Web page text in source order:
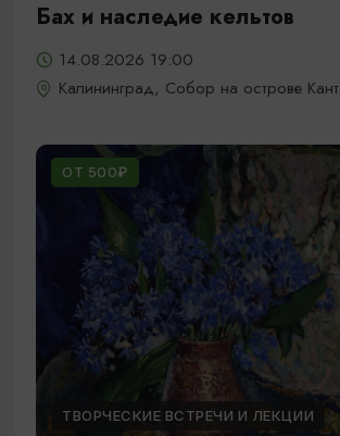
Бах и наследие кельтов
14.08.2026 19:00
Калининград, Собор на острове
ОТ 500₽
ТВОРЧЕСКИЕ ВСТРЕЧИ И ЛЕКЦИИ